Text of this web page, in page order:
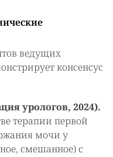
ведущих
консенсус
урологов, 2024).
терапии первой
мочи у
смешанное) с